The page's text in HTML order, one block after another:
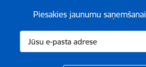
Piesakies jaunumu